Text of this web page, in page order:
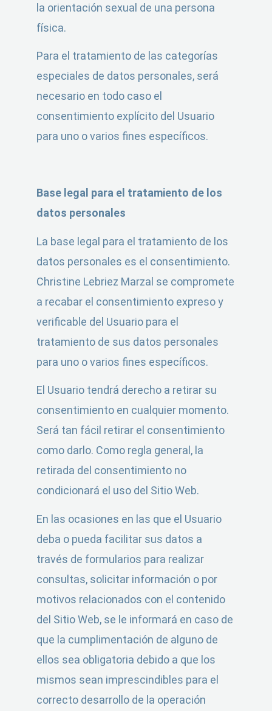
la orientación sexual de una persona
física.
Para el tratamiento de las categorías
especiales de datos personales, será
necesario en todo caso el
consentimiento explícito del Usuario
para uno o varios fines específicos.
Base legal para el tratamiento de los
datos personales
La base legal para el tratamiento de los
datos personales es el consentimiento.
Christine Lebriez Marzal se compromete
a recabar el consentimiento expreso y
verificable del Usuario para el
tratamiento de sus datos personales
para uno o varios fines específicos.
El Usuario tendrá derecho a retirar su
consentimiento en cualquier momento.
Será tan fácil retirar el consentimiento
como darlo. Como regla general, la
retirada del consentimiento no
condicionará el uso del Sitio Web.
En las ocasiones en las que el Usuario
deba o pueda facilitar sus datos a
través de formularios para realizar
consultas, solicitar información o por
motivos relacionados con el contenido
del Sitio Web, se le informará en caso de
que la cumplimentación de alguno de
ellos sea obligatoria debido a que los
mismos sean imprescindibles para el
correcto desarrollo de la operación